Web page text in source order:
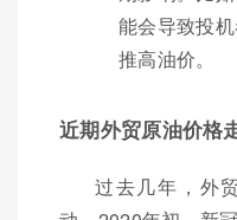
能会导致投
推高油价。
近期外贸原油价格
过去几年，外